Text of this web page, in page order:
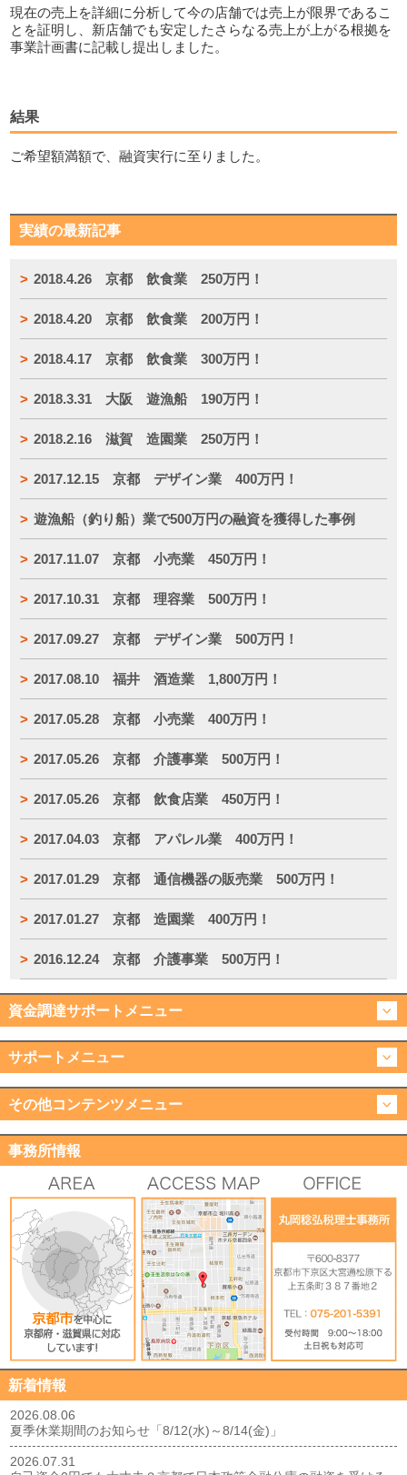
現在の売上を詳細に分析して今の店舗では売上が限界であるこ
とを証明し、新店舗でも安定したさらなる売上が上がる根拠を
事業計画書に記載し提出しました。
結果
ご希望額満額で、融資実行に至りました。
実績の最新記事
2018.4.26 京都 飲食業 250万円！
2018.4.20 京都 飲食業 200万円！
2018.4.17 京都 飲食業 300万円！
2018.3.31 大阪 遊漁船 190万円！
2018.2.16 滋賀 造園業 250万円！
2017.12.15 京都 デザイン業 400万円！
遊漁船（釣り船）業で500万円の融資を獲得した事例
2017.11.07 京都 小売業 450万円！
2017.10.31 京都 理容業 500万円！
2017.09.27 京都 デザイン業 500万円！
2017.08.10 福井 酒造業 1,800万円！
2017.05.28 京都 小売業 400万円！
2017.05.26 京都 介護事業 500万円！
2017.05.26 京都 飲食店業 450万円！
2017.04.03 京都 アパレル業 400万円！
2017.01.29 京都 通信機器の販売業 500万円！
2017.01.27 京都 造園業 400万円！
2016.12.24 京都 介護事業 500万円！
資金調達サポートメニュー
サポートメニュー
その他コンテンツメニュー
事務所情報
新着情報
2026.08.06
夏季休業期間のお知らせ「8/12(水)～8/14(金)」
2026.07.31